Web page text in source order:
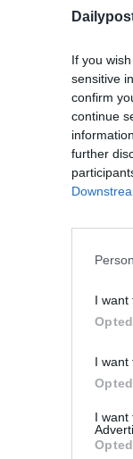
If you
sensitive
confirm
continue
further
I want
I want
I want